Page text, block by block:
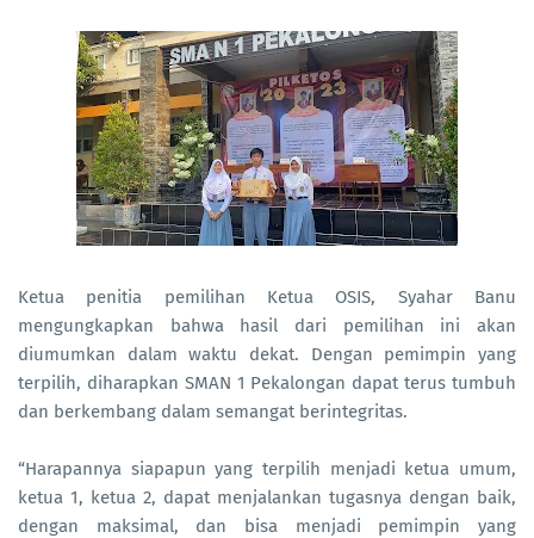
Ketua penitia pemilihan Ketua OSIS, Syahar Banu
mengungkapkan bahwa hasil dari pemilihan ini akan
diumumkan dalam waktu dekat. Dengan pemimpin yang
terpilih, diharapkan SMAN 1 Pekalongan dapat terus tumbuh
dan berkembang dalam semangat berintegritas.
“Harapannya siapapun yang terpilih menjadi ketua umum,
ketua 1, ketua 2, dapat menjalankan tugasnya dengan baik,
dengan maksimal, dan bisa menjadi pemimpin yang